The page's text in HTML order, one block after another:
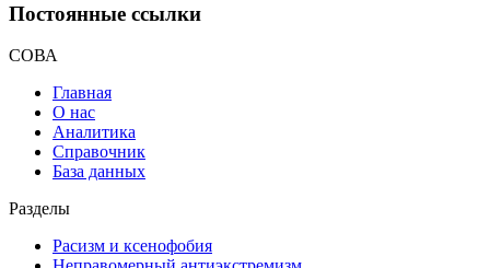
Постоянные ссылки
СОВА
Главная
О нас
Аналитика
Справочник
База данных
Разделы
Расизм и ксенофобия